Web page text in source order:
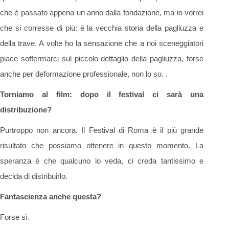
che è passato appena un anno dalla fondazione, ma io vorrei
che si corresse di più: è la vecchia storia della pagliuzza e
della trave. A volte ho la sensazione che a noi sceneggiatori
piace soffermarci sul piccolo dettaglio della pagliuzza, forse
anche per deformazione professionale, non lo so. .
Torniamo al film: dopo il festival ci sarà una
distribuzione?
Purtroppo non ancora. Il Festival di Roma è il più grande
risultato che possiamo ottenere in questo momento. La
speranza è che qualcuno lo veda, ci creda tantissimo e
decida di distribuirlo.
Fantascienza anche questa?
Forse sì.